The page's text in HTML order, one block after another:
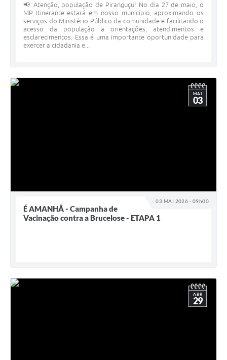
📢 Atenção, população de Piranguçu! No dia 27 de maio, o
MP Itinerante estará em nosso município, aproximando os
serviços do Ministério Público da comunidade e facilitando o
acesso da população a orientações, atendimentos e
esclarecimentos. Essa é uma importante oportunidade para
exercer a cidadania e...
03 MAI 2026 - 09h00
MAI
03
É AMANHÃ - Campanha de
Vacinação contra a Brucelose - ETAPA 1
ABR
29